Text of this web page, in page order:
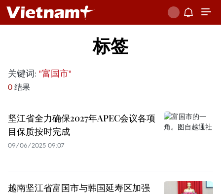
标签
关键词: "富国市"
0 结果
坚江省全力确保2027年APEC会议各项
目保质按时完成
09/06/2025 09:07
越南坚江省富国市与韩国延寿区加强